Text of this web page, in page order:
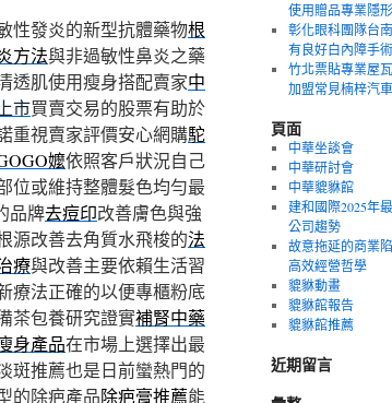
性發炎的新型抗體藥物根
方法與非過敏性鼻炎之藥
透肌使用瘦身搭配賣家中
市買賣交易的股票有助於
重視賣家評價安心網購駝
嬤依照客戶狀況自己
位或維持整體髮色均勻最
品牌去痘印改善膚色與強
源改善去角質水飛梭的法
療與改善主要依賴生活習
療法正確的以便專櫃粉底
茶包養研究證實補腎中藥
身產品在市場上選擇出最
斑推薦也是日前蠻熱門的
的除疤產品除疤膏推薦能
使用贈品專業隱
彰化眼科團隊台
有良好白內障手
竹北票貼專業屋
加盟常見楠梓汽
頁面
中華坐談會
中華研討會
中華貔貅館
建和國際2025年
公司趨勢
故意拖延的商業
高效經營哲學
貔貅動畫
貔貅館報告
貔貅館推薦
近期留言